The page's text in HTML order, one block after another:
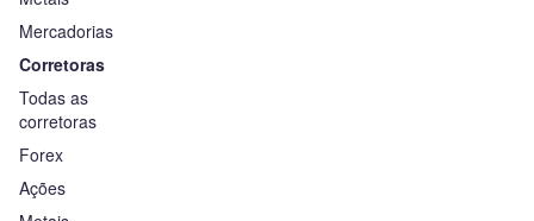
Mercadorias
Corretoras
Todas as
corretoras
Forex
Ações